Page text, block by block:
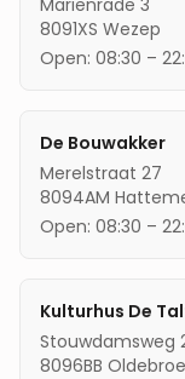
Mariënrade 3
8091XS Wezep
Open: 08:30 –
De Bouwakker
Merelstraat 27
8094AM
Open: 08:30 –
Kulturhus De
Stouwdamsweg
8096BB
locatie